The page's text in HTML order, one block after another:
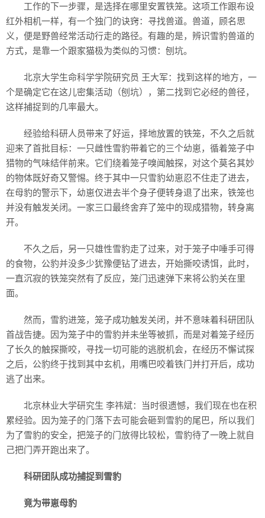
工作的下一步骤，是选择在哪里安置铁笼。这项工作跟布设
红外相机一样，有一个独门的诀窍：寻找兽道。兽道，顾名思
义，便是野兽经常活动行走的路径。有趣的是，辨识雪豹兽道的
方式，是靠一个跟家猫极为类似的习惯：刨坑。
北京大学生命科学学院研究员 王大军：找到这样的地方，一
个是确定它在这儿密集活动（刨坑），第二找到它必经的兽径，
这样捕捉到的几率最大。
经验给科研人员带来了好运，择地放置的铁笼，不久之后就
迎来了首批目标：一只雌性雪豹带着它的三个幼崽，循着笼子中
猎物的气味结伴前来。它们绕着笼子嗅闻触探，对这个莫名其妙
的物体既好奇又警惕。终于其中一只雪豹幼崽忍不住走了进去，
在母豹的警示下，幼崽仅进去半个身子便转身退了出来，铁笼也
并没有触发关闭。一家三口最终舍弃了笼中的现成猎物，转身离
开。
不久之后，另一只雄性雪豹走了过来，对于笼子中唾手可得
的食物，公豹并没多少犹豫便钻了进去，开始撕咬诱饵，此时，
一直沉寂的铁笼突然有了反应，笼门迅速弹下来将公豹关在里
面。
然而，雪豹进笼，笼子成功触发关闭，并不意味着科研团队
首战告捷。因为笼子中的雪豹并未坐等被抓，而是对着笼子经历
了长久的触探撕咬，寻找一切可能的逃脱机会，在经历不懈试探
之后，公豹终于找到其中玄机，用嘴巴咬着铁门并打开后，成功
逃了出来。
北京林业大学研究生 李祎斌：当时很遗憾，我们现在也在积
累经验。因为笼子的门落下去可能会砸到雪豹的尾巴，所以我们
为了雪豹的安全，把笼子的门放得比较松，雪豹待了一晚上就自
己把门弄开跑出来了。
科研团队成功捕捉到雪豹
竟为带崽母豹